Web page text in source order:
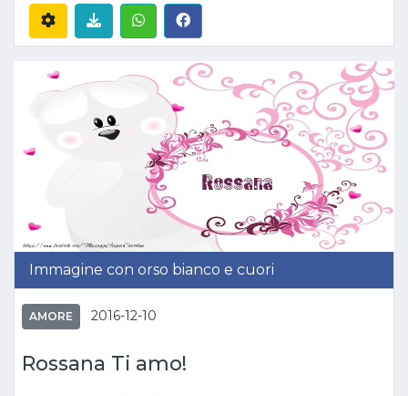
Immagine con orso bianco e cuori
AMORE 2016-12-10
Rossana Ti amo!